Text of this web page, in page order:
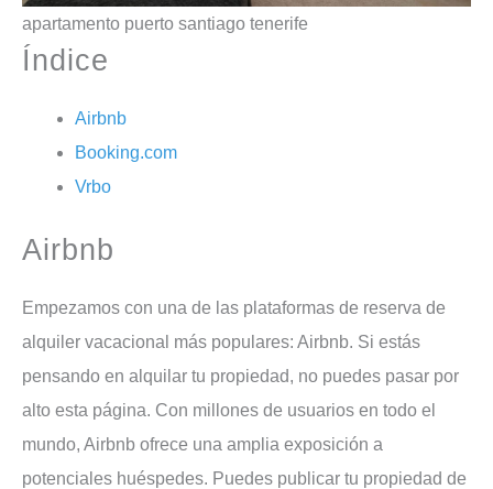
apartamento puerto santiago tenerife
Índice
Airbnb
Booking.com
Vrbo
Airbnb
Empezamos con una de las plataformas de reserva de
alquiler vacacional más populares: Airbnb. Si estás
pensando en alquilar tu propiedad, no puedes pasar por
alto esta página. Con millones de usuarios en todo el
mundo, Airbnb ofrece una amplia exposición a
potenciales huéspedes. Puedes publicar tu propiedad de